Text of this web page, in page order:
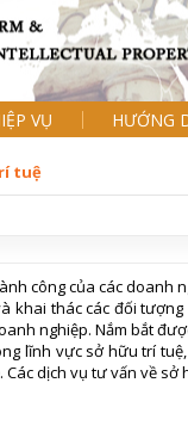
VỤ HƯỚNG
tuệ
công của các doanh
thác các đối
nghiệp. Nắm bắt
lĩnh vực sở hữu trí
dịch vụ tư vấn về